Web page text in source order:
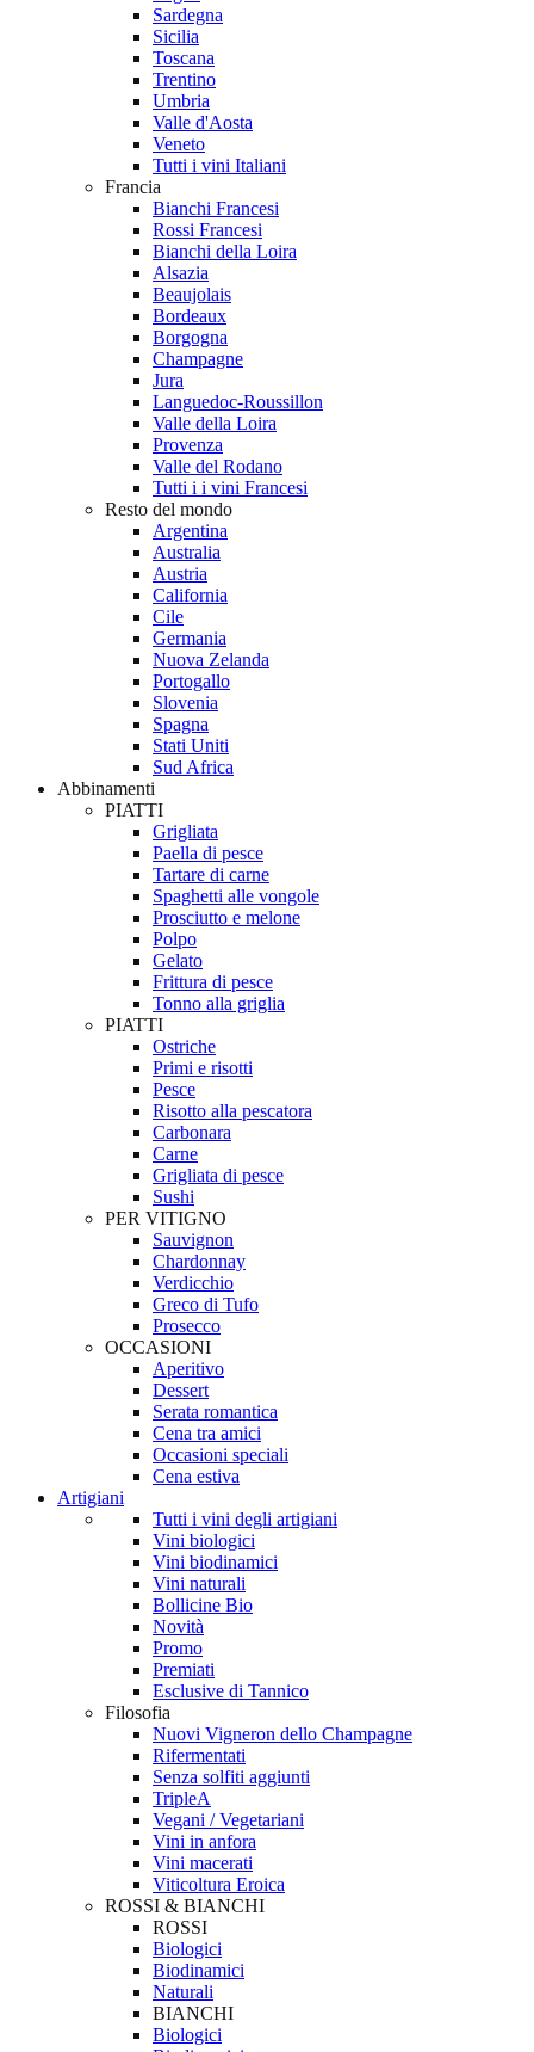
Sardegna
Sicilia
Toscana
Trentino
Umbria
Valle d'Aosta
Veneto
Tutti i vini Italiani
Francia
Bianchi Francesi
Rossi Francesi
Bianchi della Loira
Alsazia
Beaujolais
Bordeaux
Borgogna
Champagne
Jura
Languedoc-Roussillon
Valle della Loira
Provenza
Valle del Rodano
Tutti i i vini Francesi
Resto del mondo
Argentina
Australia
Austria
California
Cile
Germania
Nuova Zelanda
Portogallo
Slovenia
Spagna
Stati Uniti
Sud Africa
Abbinamenti
PIATTI
Grigliata
Paella di pesce
Tartare di carne
Spaghetti alle vongole
Prosciutto e melone
Polpo
Gelato
Frittura di pesce
Tonno alla griglia
PIATTI
Ostriche
Primi e risotti
Pesce
Risotto alla pescatora
Carbonara
Carne
Grigliata di pesce
Sushi
PER VITIGNO
Sauvignon
Chardonnay
Verdicchio
Greco di Tufo
Prosecco
OCCASIONI
Aperitivo
Dessert
Serata romantica
Cena tra amici
Occasioni speciali
Cena estiva
Artigiani
Tutti i vini degli artigiani
Vini biologici
Vini biodinamici
Vini naturali
Bollicine Bio
Novità
Promo
Premiati
Esclusive di Tannico
Filosofia
Nuovi Vigneron dello Champagne
Rifermentati
Senza solfiti aggiunti
TripleA
Vegani / Vegetariani
Vini in anfora
Vini macerati
Viticoltura Eroica
ROSSI & BIANCHI
ROSSI
Biologici
Biodinamici
Naturali
BIANCHI
Biologici